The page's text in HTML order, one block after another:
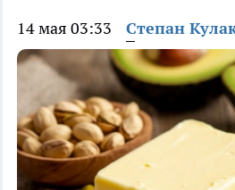
14 мая 03:33 Степан